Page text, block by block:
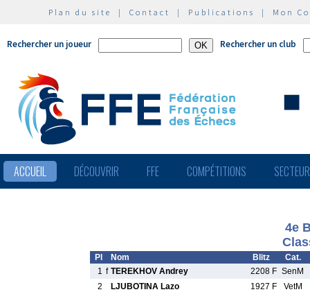
Plan du site | Contact | Publications | Mon
Rechercher un joueur Rechercher un club
ACCUEIL DÉCOUVRIR FFE COMPÉTITIONS
4e
Pl Nom Blitz
Cat.
1 f TEREKHOV Andrey 2208 F SenM
2
LJUBOTINA Lazo 1927 F
VetM